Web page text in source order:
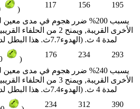
)
117 156
195
يسبب 200% ضرر هجوم في مدى
الأخرى القريبة, ويمنح 2
لمدة 4 ث. (الهدوء7.7ث. هذا البطل لديه موهبة إحياء م5)
)
176 234
293
يسبب 240% ضرر هجوم في مدى
الأخرى القريبة, ويمنح 3
لمدة 4 ث. (الهدوء7.4ث. هذا البطل لديه موهبة إحياء م5)
234 312
390